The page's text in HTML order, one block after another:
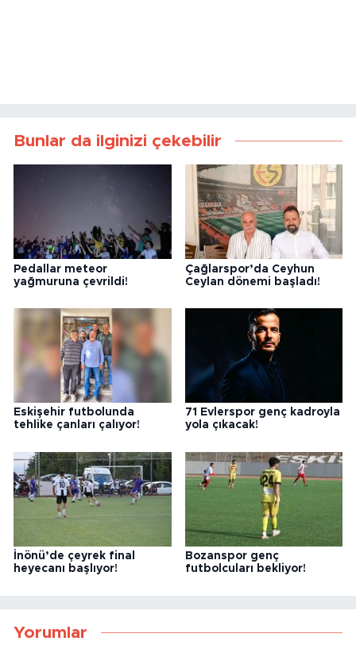
Bunlar da ilginizi çekebilir
Pedallar meteor
yağmuruna çevrildi!
Çağlarspor’da Ceyhun
Ceylan dönemi başladı!
Eskişehir futbolunda
tehlike çanları çalıyor!
71 Evlerspor genç kadroyla
yola çıkacak!
İnönü’de çeyrek final
heyecanı başlıyor!
Bozanspor genç
futbolcuları bekliyor!
Yorumlar